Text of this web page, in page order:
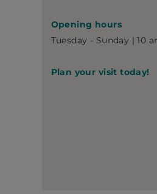
Opening hours
Tuesday - Sunday | 10
Plan your visit today!